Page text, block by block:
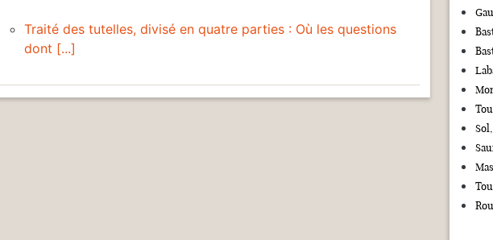
Traité des tutelles, divisé en quatre parties : Où les questions
dont [...]